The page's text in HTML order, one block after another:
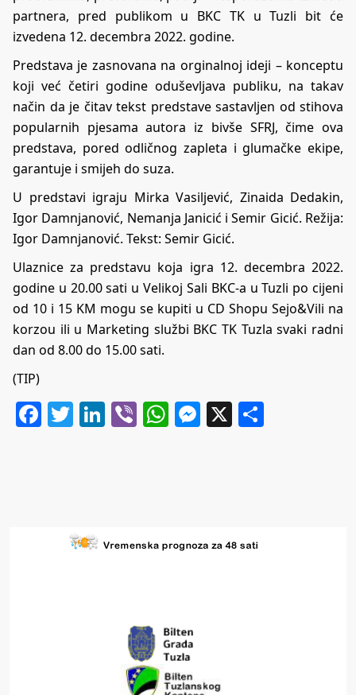
partnera, pred publikom u BKC TK u Tuzli bit će
izvedena 12. decembra 2022. godine.
Predstava je zasnovana na orginalnoj ideji – konceptu
koji već četiri godine oduševljava publiku, na takav
način da je čitav tekst predstave sastavljen od stihova
popularnih pjesama autora iz bivše SFRJ, čime ova
predstava, pored odličnog zapleta i glumačke ekipe,
garantuje i smijeh do suza.
U predstavi igraju Mirka Vasiljević, Zinaida Dedakin,
Igor Damnjanović, Nemanja Janicić i Semir Gicić. Režija:
Igor Damnjanović. Tekst: Semir Gicić.
Ulaznice za predstavu koja igra 12. decembra 2022.
godine u 20.00 sati u Velikoj Sali BKC-a u Tuzli po cijeni
od 10 i 15 KM mogu se kupiti u CD Shopu Sejo&Vili na
korzou ili u Marketing službi BKC TK Tuzla svaki radni
dan od 8.00 do 15.00 sati.
(TIP)
Facebook
Twitter
LinkedIn
ViberWhatsApp
Messenger
X